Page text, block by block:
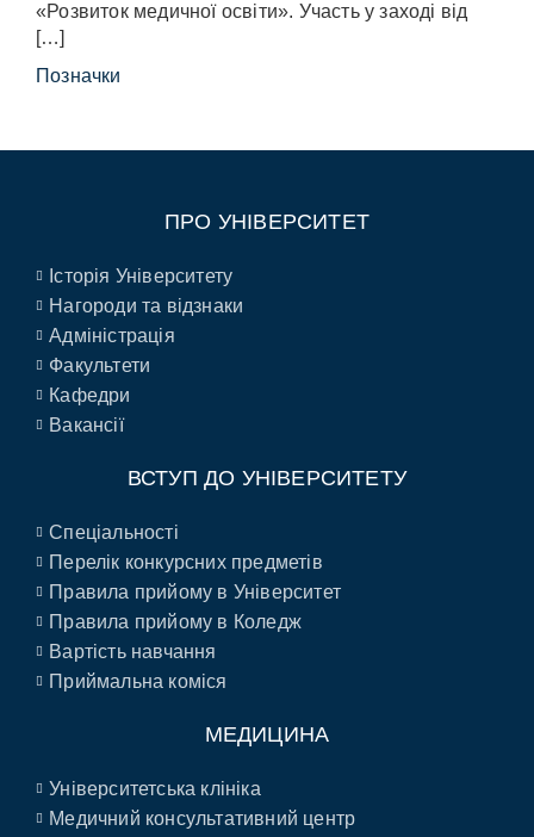
«Розвиток медичної освіти». Участь у заході від
[…]
Позначки
ПРО УНІВЕРСИТЕТ
Історія Університету
Нагороди та відзнаки
Адміністрація
Факультети
Кафедри
Вакансії
ВСТУП ДО УНІВЕРСИТЕТУ
Спеціальності
Перелік конкурсних предметів
Правила прийому в Університет
Правила прийому в Коледж
Вартість навчання
Приймальна коміся
МЕДИЦИНА
Університетська клініка
Медичний консультативний центр